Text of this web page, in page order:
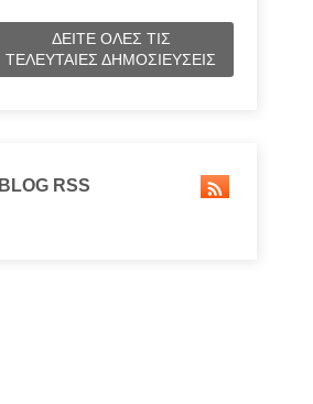
ΔΕΊΤΕ ΌΛΕΣ ΤΙΣ
ΤΕΛΕΥΤΑΊΕΣ ΔΗΜΟΣΙΕΎΣΕΙΣ
BLOG RSS